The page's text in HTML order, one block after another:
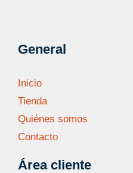
General
Inicio
Tienda
Quiénes somos
Contacto
Área cliente